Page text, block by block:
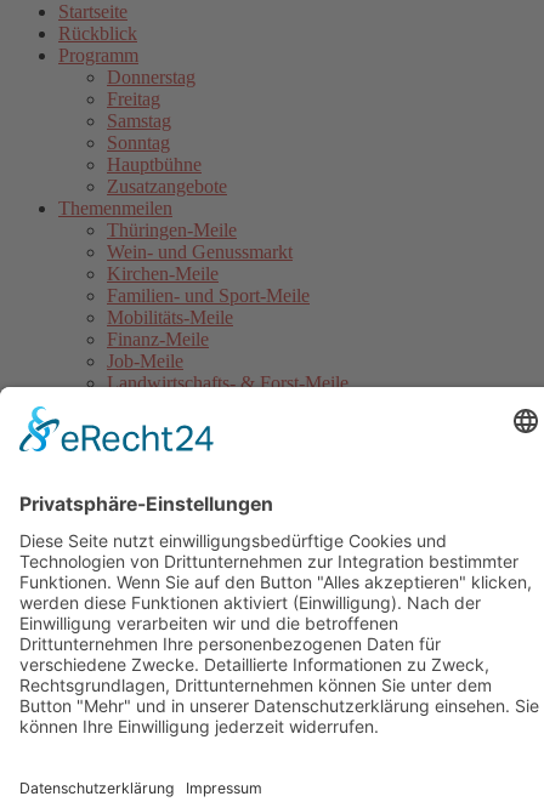
Startseite
Rückblick
Programm
Donnerstag
Freitag
Samstag
Sonntag
Hauptbühne
Zusatzangebote
Themenmeilen
Thüringen-Meile
Wein- und Genussmarkt
Kirchen-Meile
Familien- und Sport-Meile
Mobilitäts-Meile
Finanz-Meile
Job-Meile
Landwirtschafts- & Forst-Meile
Blaulicht-Meile
Politik- & Europa-Meile
Festumzug
Service
Hinweise für Anwohner
Touristinformation
Anfahrt
Sicherheitshinweise
Veranstaltungsordnung
Kontakt
Übersichtskarte Thüringentag
Barrierefreie Karte
Sponsoren
Pressebereich
Datenschutz